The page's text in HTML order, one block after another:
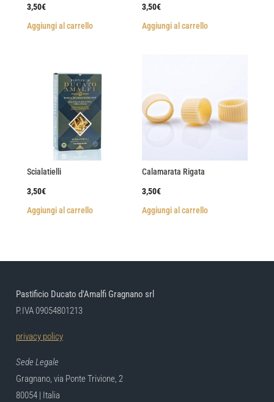
3,50€
Aggiungi al carrello
3,50€
Aggiungi al carrello
Scialatielli
3,50€
Aggiungi al carrello
Calamarata Rigata
3,50€
Aggiungi al carrello
Pastificio Ducato d'Amalfi Gragnano srl
P.IVA 09054801213
privacy policy
Sede Legale
Gragnano, via Ponte Trivione, 2
80054 | Italia